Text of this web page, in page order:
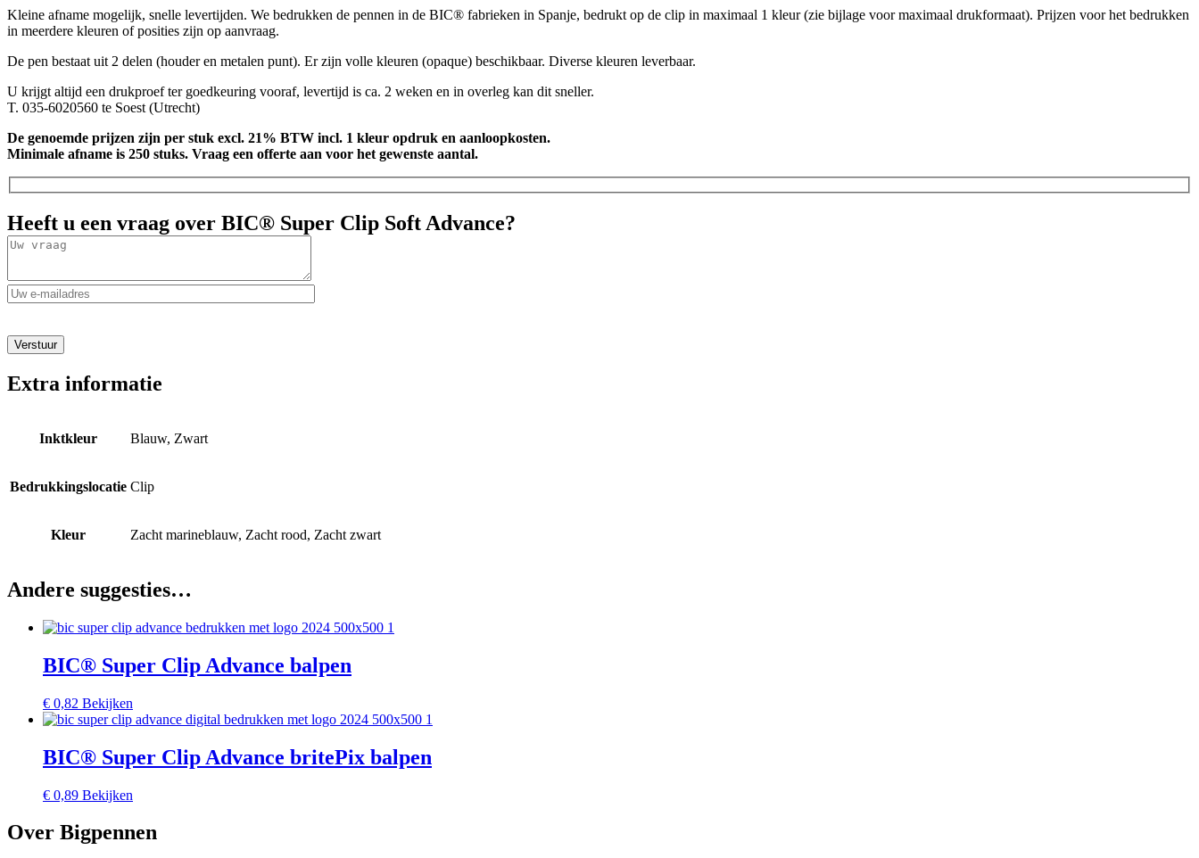
Kleine afname mogelijk, snelle levertijden. We bedrukken de pennen in de BIC® fabrieken in Spanje, bedrukt op de clip in maximaal 1 kleur (zie bijlage voor maximaal drukformaat). Prijzen voor het bedrukken
in meerdere kleuren of posities zijn op aanvraag.
De pen bestaat uit 2 delen (houder en metalen punt). Er zijn volle kleuren (opaque) beschikbaar. Diverse kleuren leverbaar.
U krijgt altijd een drukproef ter goedkeuring vooraf, levertijd is ca. 2 weken en in overleg kan dit sneller.
T. 035-6020560 te Soest (Utrecht)
De genoemde prijzen zijn per stuk excl. 21% BTW incl. 1 kleur opdruk en aanloopkosten.
Minimale afname is 250 stuks. Vraag een offerte aan voor het gewenste aantal.
Heeft u een vraag over BIC® Super Clip Soft Advance?
Extra informatie
Inktkleur Blauw, Zwart
Bedrukkingslocatie Clip
Kleur Zacht marineblauw, Zacht rood, Zacht zwart
Andere suggesties…
BIC® Super Clip Advance balpen
€ 0,82 Bekijken
BIC® Super Clip Advance britePix balpen
€ 0,89 Bekijken
Over Bigpennen